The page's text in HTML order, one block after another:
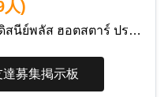
人)
สนีย์พลัส ฮอตสตาร์ ปร…
達募集掲示板